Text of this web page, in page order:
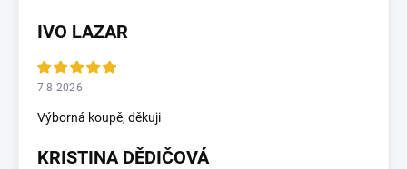
IVO LAZAR
7.8.2026
Výborná koupě, děkuji
KRISTINA DĚDIČOVÁ